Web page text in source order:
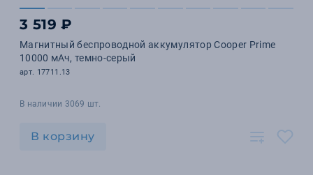
3 519 ₽
Магнитный беспроводной аккумулятор Cooper Prime
10000 мАч, темно-серый
арт. 17711.13
В наличии 3069 шт.
В корзину